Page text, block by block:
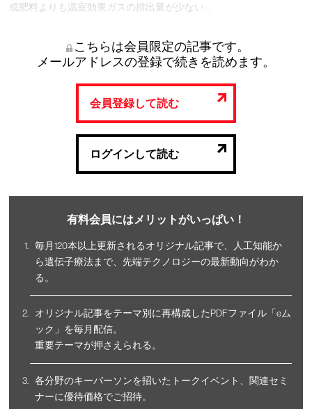
成肥料よりも温室効果ガスの排出量が少ない …
こちらは会員限定の記事です。
メールアドレスの登録で続きを読めます。
会員登録して読む
ログインして読む
有料会員にはメリットがいっぱい！
毎月120本以上更新されるオリジナル記事で、人工知能か
ら遺伝子療法まで、先端テクノロジーの最新動向がわか
る。
オリジナル記事をテーマ別に再構成したPDFファイル「eム
ック」を毎月配信。
重要テーマが押さえられる。
各分野のキーパーソンを招いたトークイベント、関連セミ
ナーに優待価格でご招待。